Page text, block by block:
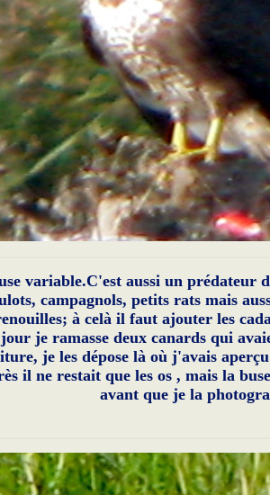
variable.C'est aussi un prédateur
campagnols, petits rats mais
à celà il faut ajouter les
jour je ramasse deux canards qui
je les dépose là où j'avais
il ne restait que les os , mais la
avant que je la